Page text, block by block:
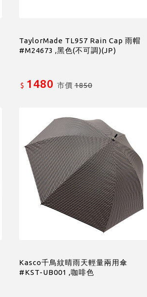
TaylorMade TL957 Rain Cap 雨帽
#M24673 ,黑色(不可調)(JP)
$ 1480 市價1850
Kasco千鳥紋晴雨天輕量兩用傘
#KST-UB001 ,咖啡色